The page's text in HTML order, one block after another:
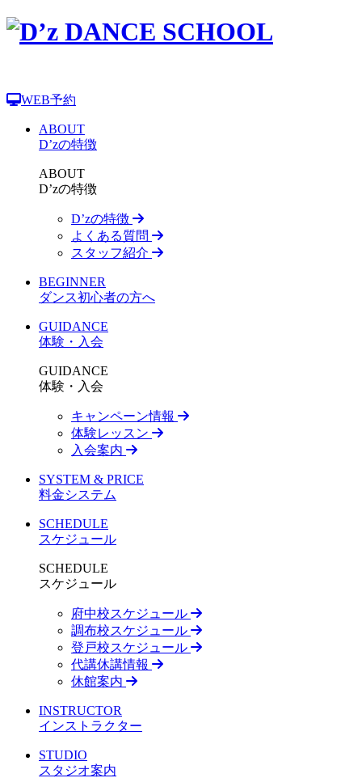
WEB予約
ABOUT
D’zの特徴
ABOUT
D’zの特徴
D’zの特徴
よくある質問
スタッフ紹介
BEGINNER
ダンス初心者の方へ
GUIDANCE
体験・入会
GUIDANCE
体験・入会
キャンペーン情報
体験レッスン
入会案内
SYSTEM & PRICE
料金システム
SCHEDULE
スケジュール
SCHEDULE
スケジュール
府中校スケジュール
調布校スケジュール
登戸校スケジュール
代講休講情報
休館案内
INSTRUCTOR
インストラクター
STUDIO
スタジオ案内